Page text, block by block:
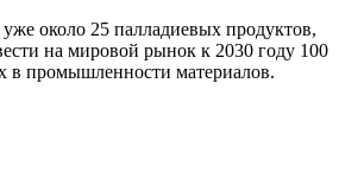
около 25 палладиевых продуктов,
на мировой рынок к 2030 году 100
в промышленности материалов.